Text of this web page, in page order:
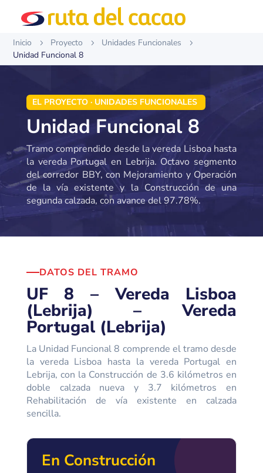
Inicio 5 Proyecto 5 Unidades Funcionales 5
Unidad Funcional 8
EL PROYECTO · UNIDADES FUNCIONALES
Unidad Funcional 8
Tramo comprendido desde la vereda Lisboa hasta
la vereda Portugal en Lebrija. Octavo segmento
del corredor BBY, con Mejoramiento y Operación
de la vía existente y la Construcción de una
segunda calzada, con avance del 97.78%.
DATOS DEL TRAMO
UF 8 – Vereda Lisboa
(Lebrija) – Vereda
Portugal (Lebrija)
La Unidad Funcional 8 comprende el tramo desde
la vereda Lisboa hasta la vereda Portugal en
Lebrija, con la Construcción de 3.6 kilómetros en
doble calzada nueva y 3.7 kilómetros en
Rehabilitación de vía existente en calzada
sencilla.
En Construcción